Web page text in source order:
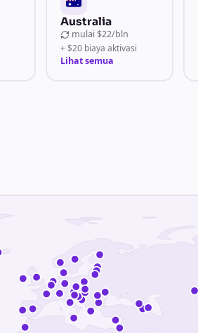
Australia
mulai $22/bln
+ $20 biaya aktivasi
Lihat semua